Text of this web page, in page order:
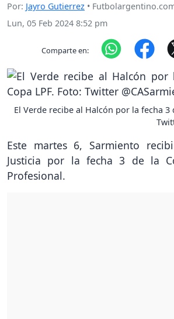
Por: Jayro Gutierrez •
Lun, 05 Feb 2024 8:52 pm
Comparte en:
El Verde recibe al Halcón por la fecha 3
Este martes 6, Sarmiento
Justicia por la fecha 3 de la
Profesional.